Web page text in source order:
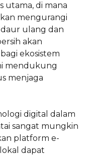
utama, di mana
mengurangi
ulang dan
akan
ekosistem
mendukung
menjaga
digital dalam
sangat mungkin
platform e-
dapat